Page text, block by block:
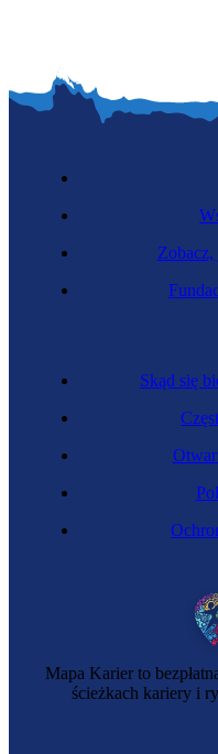
Mapa Karier to
ścieżkach kariery i
Skąd się
Zobacz,